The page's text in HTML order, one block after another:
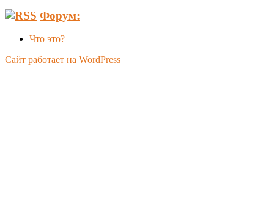
Форум:
Что это?
Сайт работает на WordPress